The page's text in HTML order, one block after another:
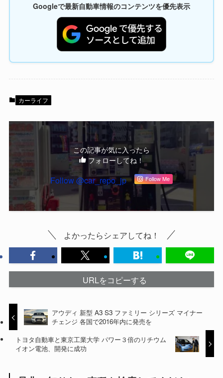
Googleで最新自動車情報のコンテンツを優先表示
カーライフ
この記事が気に入ったら
フォローしてね！
Follow @car_repo_jp Follow Me
よかったらシェアしてね！
URLをコピーする
アウディ 新型 A3 S3 ファミリー シリーズ マイナー
チェンジ 各国で2016年内に発売を
トヨタ自動車と東京工業大学 パワー３倍のリチウム
イオン電池、開発に成功